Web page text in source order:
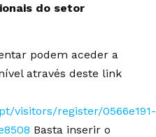
do setor
podem aceder a
através deste link
visitors/register/0566e191-
Basta inserir o